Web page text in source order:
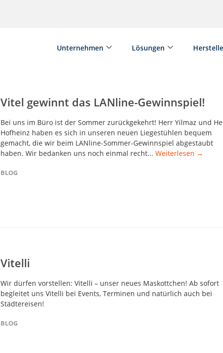
Unternehmen Lösungen
Vitel gewinnt das LANline-Gewinnspiel!
Bei uns im Büro ist der Sommer zurückgekehrt! Herr Yilmaz und
Hofheinz haben es sich in unseren neuen Liegestühlen bequem
gemacht, die wir beim LANline-Sommer-Gewinnspiel abgestaubt
haben. Wir bedanken uns noch einmal recht... Weiterlesen →
BLOG
Vitelli
Wir dürfen vorstellen: Vitelli – unser neues Maskottchen! Ab sofort
begleitet uns Vitelli bei Events, Terminen und natürlich auch bei
Städtereisen!
BLOG